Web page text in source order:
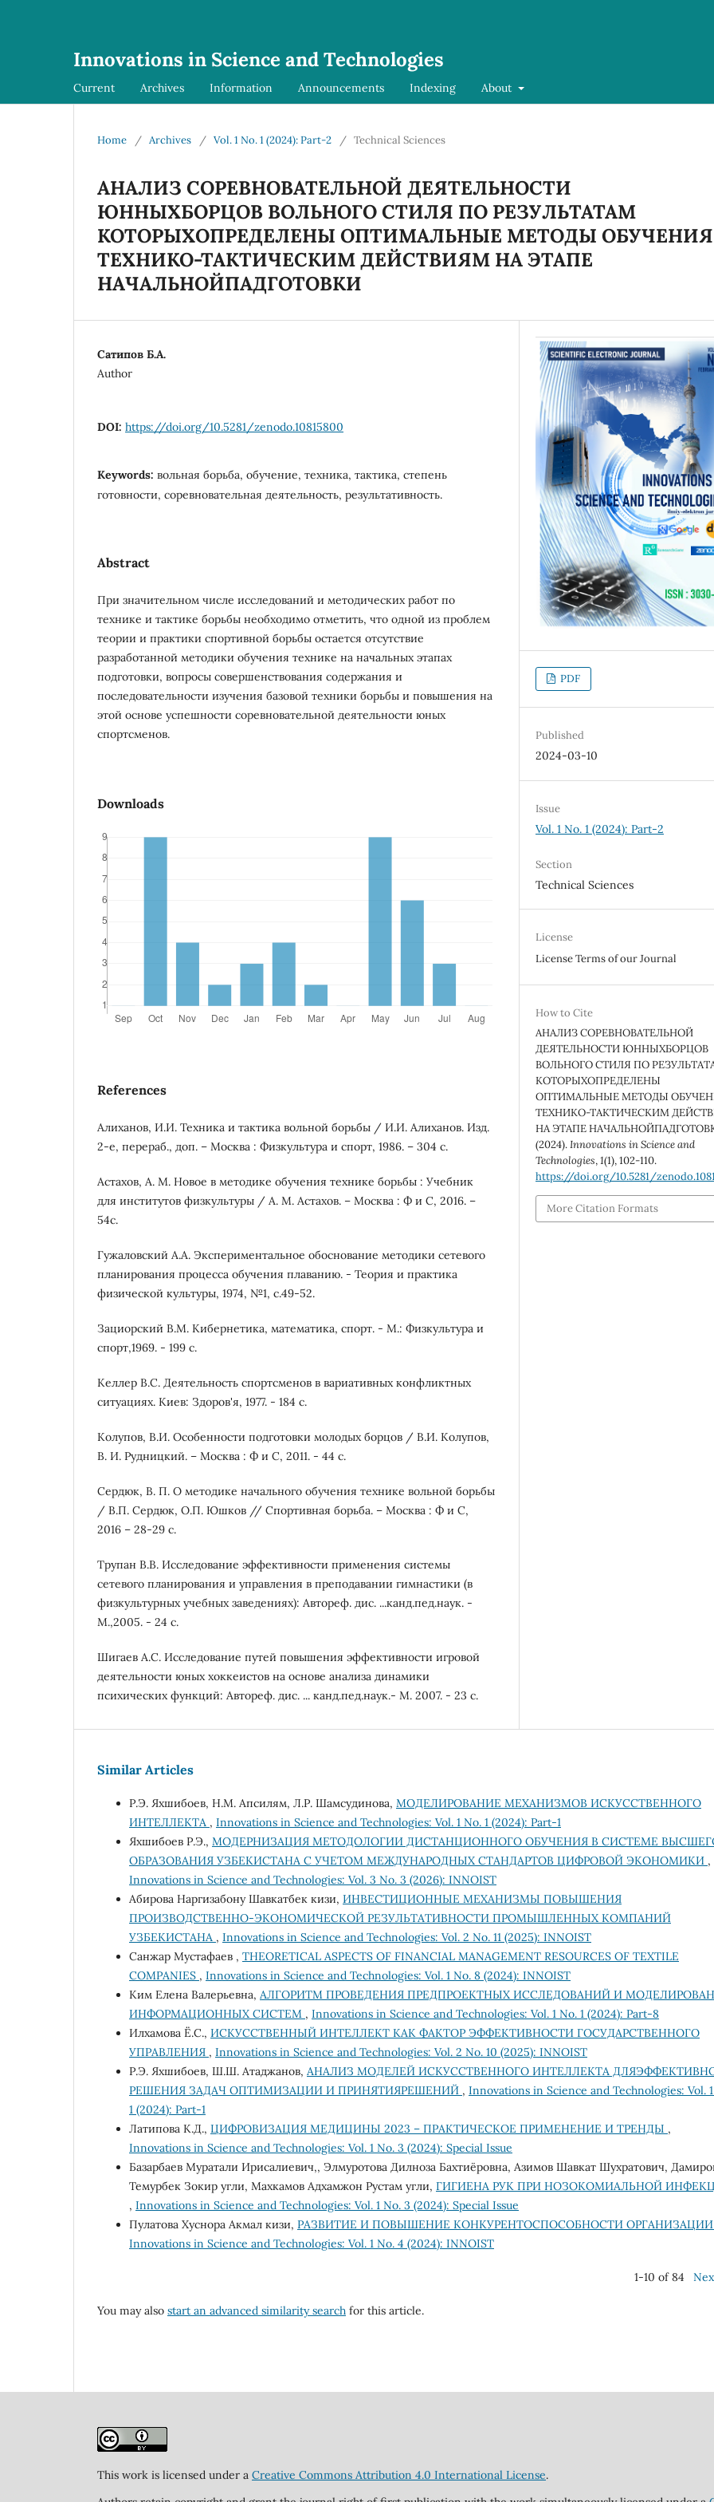
Innovations in Science and Technologies
Current Archives Information Announcements Indexing About
Home / Archives / Vol. 1 No. 1 (2024): Part-2 / Technical Sciences
АНАЛИЗ СОРЕВНОВАТЕЛЬНОЙ ДЕЯТЕЛЬНОСТИ
ЮННЫХБОРЦОВ ВОЛЬНОГО СТИЛЯ ПО РЕЗУЛЬТАТАМ
КОТОРЫХОПРЕДЕЛЕНЫ ОПТИМАЛЬНЫЕ МЕТОДЫ ОБУЧЕНИЯ
ТЕХНИКО-ТАКТИЧЕСКИМ ДЕЙСТВИЯМ НА ЭТАПЕ
НАЧАЛЬНОЙПАДГОТОВКИ
Сатипов Б.А.
Author
DOI: https://doi.org/10.5281/zenodo.10815800
Keywords: вольная борьба, обучение, техника, тактика, степень
готовности, соревновательная деятельность, результативность.
Abstract
При значительном числе исследований и методических работ по
технике и тактике борьбы необходимо отметить, что одной из проблем
теории и практики спортивной борьбы остается отсутствие
разработанной методики обучения технике на начальных этапах
подготовки, вопросы совершенствования содержания и
последовательности изучения базовой техники борьбы и повышения на
этой основе успешности соревновательной деятельности юных
спортсменов.
Downloads
References
Алиханов, И.И. Техника и тактика вольной борьбы / И.И. Алиханов. Изд.
2-е, перераб., доп. – Москва : Физкультура и спорт, 1986. – 304 с.
Астахов, А. М. Новое в методике обучения технике борьбы : Учебник
для институтов физкультуры / А. М. Астахов. – Москва : Ф и С, 2016. –
54с.
Гужаловский А.А. Экспериментальное обоснование методики сетевого
планирования процесса обучения плаванию. - Теория и практика
физической культуры, 1974, №1, с.49-52.
Зациорский В.М. Кибернетика, математика, спорт. - М.: Физкультура и
спорт,1969. - 199 с.
Келлер B.C. Деятельность спортсменов в вариативных конфликтных
ситуациях. Киев: Здоров'я, 1977. - 184 с.
Колупов, В.И. Особенности подготовки молодых борцов / В.И. Колупов,
В. И. Рудницкий. – Москва : Ф и С, 2011. - 44 с.
Сердюк, В. П. О методике начального обучения технике вольной борьбы
/ В.П. Сердюк, О.П. Юшков // Спортивная борьба. – Москва : Ф и С,
2016 – 28-29 с.
Трупан В.В. Исследование эффективности применения системы
сетевого планирования и управления в преподавании гимнастики (в
физкультурных учебных заведениях): Автореф. дис. ...канд.пед.наук. -
М.,2005. - 24 с.
Шигаев А.С. Исследование путей повышения эффективности игровой
деятельности юных хоккеистов на основе анализа динамики
психических функций: Автореф. дис. ... канд.пед.наук.- М. 2007. - 23 с.
PDF
Published
2024-03-10
Issue
Vol. 1 No. 1 (2024): Part-2
Section
Technical Sciences
License
License Terms of our Journal
How to Cite
АНАЛИЗ СОРЕВНОВАТЕЛЬНОЙ
ДЕЯТЕЛЬНОСТИ ЮННЫХБОРЦОВ
ВОЛЬНОГО СТИЛЯ ПО
КОТОРЫХОПРЕДЕЛЕНЫ
ОПТИМАЛЬНЫЕ МЕТОДЫ
ТЕХНИКО-ТАКТИЧЕСКИМ
НА ЭТАПЕ
(2024).Innovations in Science and
Technologies,1(1), 102-110.
https://doi.org/10.5281/
More Citation Formats
Similar Articles
Р.Э. Яхшибоев, Н.М. Апсилям, Л.Р. Шамсудинова, МОДЕЛИРОВАНИЕ МЕХАНИЗМОВ ИСКУССТВЕННОГО
ИНТЕЛЛЕКТА , Innovations in Science and Technologies: Vol. 1 No. 1 (2024): Part-1
Яхшибоев Р.Э., МОДЕРНИЗАЦИЯ МЕТОДОЛОГИИ ДИСТАНЦИОННОГО ОБУЧЕНИЯ В СИСТЕМЕ
ОБРАЗОВАНИЯ УЗБЕКИСТАНА С УЧЕТОМ МЕЖДУНАРОДНЫХ СТАНДАРТОВ ЦИФРОВОЙ ЭКОНОМИКИ ,
Innovations in Science and Technologies: Vol. 3 No. 3 (2026): INNOIST
Абирова Наргизабону Шавкатбек кизи, ИНВЕСТИЦИОННЫЕ МЕХАНИЗМЫ ПОВЫШЕНИЯ
ПРОИЗВОДСТВЕННО-ЭКОНОМИЧЕСКОЙ РЕЗУЛЬТАТИВНОСТИ ПРОМЫШЛЕННЫХ КОМПАНИЙ
УЗБЕКИСТАНА , Innovations in Science and Technologies: Vol. 2 No. 11 (2025): INNOIST
Санжар Мустафаев , THEORETICAL ASPECTS OF FINANCIAL MANAGEMENT RESOURCES OF TEXTILE
COMPANIES , Innovations in Science and Technologies: Vol. 1 No. 8 (2024): INNOIST
Ким Елена Валерьевна, АЛГОРИТМ ПРОВЕДЕНИЯ ПРЕДПРОЕКТНЫХ ИССЛЕДОВАНИЙ И
ИНФОРМАЦИОННЫХ СИСТЕМ , Innovations in Science and Technologies: Vol. 1 No. 1 (2024): Part-8
Илхамова Ё.С., ИСКУССТВЕННЫЙ ИНТЕЛЛЕКТ КАК ФАКТОР ЭФФЕКТИВНОСТИ ГОСУДАРСТВЕННОГО
УПРАВЛЕНИЯ , Innovations in Science and Technologies: Vol. 2 No. 10 (2025): INNOIST
Р.Э. Яхшибоев, Ш.Ш. Атаджанов, АНАЛИЗ МОДЕЛЕЙ ИСКУССТВЕННОГО ИНТЕЛЛЕКТА
РЕШЕНИЯ ЗАДАЧ ОПТИМИЗАЦИИ И ПРИНЯТИЯРЕШЕНИЙ , Innovations in Science and Technologies: Vol.
1 (2024): Part-1
Латипова К.Д., ЦИФРОВИЗАЦИЯ МЕДИЦИНЫ 2023 – ПРАКТИЧЕСКОЕ ПРИМЕНЕНИЕ И ТРЕНДЫ ,
Innovations in Science and Technologies: Vol. 1 No. 3 (2024): Special Issue
Базарбаев Муратали Ирисалиевич,, Элмуротова Дилноза Бахтиёровна, Азимов Шавкат Шухратович,
Темурбек Зокир угли, Махкамов Адхамжон Рустам угли, ГИГИЕНА РУК ПРИ НОЗОКОМИАЛЬНОЙ
, Innovations in Science and Technologies: Vol. 1 No. 3 (2024): Special Issue
Пулатова Хуснора Акмал кизи, РАЗВИТИЕ И ПОВЫШЕНИЕ КОНКУРЕНТОСПОСОБНОСТИ ОРГАНИЗАЦИИ
Innovations in Science and Technologies: Vol. 1 No. 4 (2024): INNOIST
1-10 of 84
You may also start an advanced similarity search for this article.
This work is licensed under a Creative Commons Attribution 4.0 International License.